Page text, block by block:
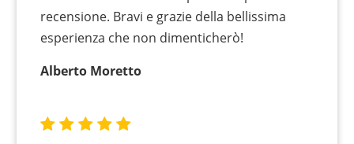
recensione. Bravi e grazie della bellissima
esperienza che non dimenticherò!
Alberto Moretto